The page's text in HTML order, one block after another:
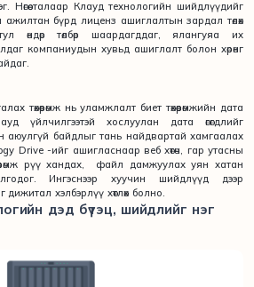
Нөгөө талаар Клауд технологийн шийдлүүдийг
бүрд лиценз ашиглалтын зардал төлөх
өндөр төлбөр шаардагддаг, ялангуяа их
компаниудын хувьд ашиглалт болон хөрөнгө
төхөөрөмж нь уламжлалт биет төхөөрөмжийн дата
үйлчилгээтэй хослуулан дата өгөгдлийг
аюулгүй байдлыг тань найдвартай хамгаалах
Drive -ийг ашигласнаар веб хөтөч, гар утасны
рүү хандах, файл дамжуулах уян хатан
Ингэснээр хуучин шийдлүүд дээр
хэлбэрлүү хөтлөх болно.
дэд бүтэц, шийдлийг нэг